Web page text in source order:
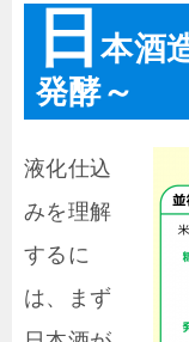
日本酒
発酵～
液化仕込
みを理解
するに
は、まず